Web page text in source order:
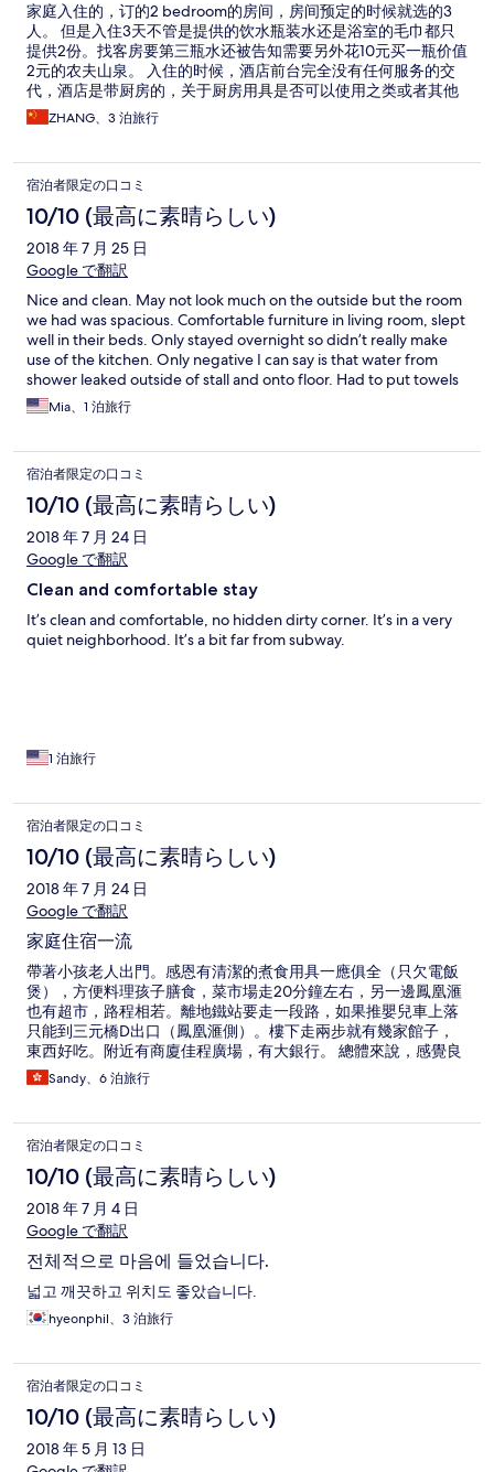
家庭入住的，订的2 bedroom的房间，房间预定的时候就选的3
人。 但是入住3天不管是提供的饮水瓶装水还是浴室的毛巾都只
提供2份。找客房要第三瓶水还被告知需要另外花10元买一瓶价值
2元的农夫山泉。 入住的时候，酒店前台完全没有任何服务的交
代，酒店是带厨房的，关于厨房用具是否可以使用之类或者其他
注意事项，完全没有任何交代。所有的服务仅限于给房卡及收押
金。 房间的设施衣柜老旧，关上衣柜的门，衣柜里的灯都无法熄
不到位，很多地方都有灰尘，地毯清洁也不干净，完全不够4星酒
店标准。 在酒店大堂等待朋友时候，亲眼目睹前台人员对于外籍
住客态度亲切，细心交代。 对自己的国人一副高高挂起的高冷状
态，体验度极差。 不建议入住此酒店。订了国内外这么多酒店，
此酒店体验度最差，非常不值得入住。歧视政策还在国内搞起，
员工素质极端低下。
ZHANG、3 泊旅行
宿泊者限定の口コミ
10/10 (最高に素晴らしい)
2018 年 7 月 25 日
Google で翻訳
Nice and clean. May not look much on the outside but the room
we had was spacious. Comfortable furniture in living room, slept
well in their beds. Only stayed overnight so didn’t really make
use of the kitchen. Only negative I can say is that water from
shower leaked outside of stall and onto floor. Had to put towels
on the floor which got totally soaked afterwards.
Mia、1 泊旅行
宿泊者限定の口コミ
10/10 (最高に素晴らしい)
2018 年 7 月 24 日
Google で翻訳
Clean and comfortable stay
It’s clean and comfortable, no hidden dirty corner. It’s in a very
quiet neighborhood. It’s a bit far from subway.
1 泊旅行
宿泊者限定の口コミ
10/10 (最高に素晴らしい)
2018 年 7 月 24 日
Google で翻訳
家庭住宿一流
帶著小孩老人出門。感恩有清潔的煮食用具一應俱全（只欠電飯
煲），方便料理孩子膳食，菜市場走20分鐘左右，另一邊鳳凰滙
也有超市，路程相若。離地鐵站要走一段路，如果推嬰兒車上落
只能到三元橋D出口（鳳凰滙側）。樓下走兩步就有幾家館子，
東西好吃。附近有商廈佳程廣場，有大銀行。 總體來說，感覺良
好，前台服務也好。
Sandy、6 泊旅行
宿泊者限定の口コミ
10/10 (最高に素晴らしい)
2018 年 7 月 4 日
Google で翻訳
전체적으로 마음에 들었습니다.
넓고 깨끗하고 위치도 좋았습니다.
hyeonphil、3 泊旅行
宿泊者限定の口コミ
10/10 (最高に素晴らしい)
2018 年 5 月 13 日